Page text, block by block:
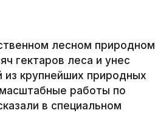
лесном природном
гектаров леса и унес
из крупнейших природных
масштабные работы по
в специальном